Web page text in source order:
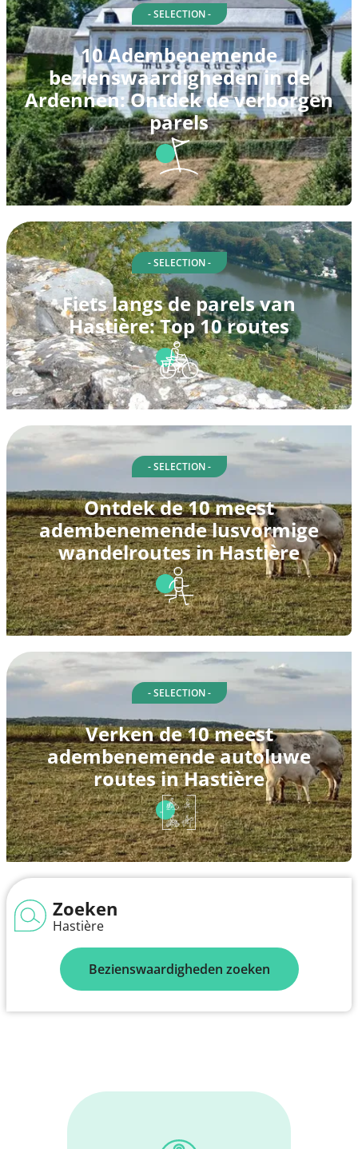
- SELECTION -
10 Adembenemende
bezienswaardigheden in de
Ardennen: Ontdek de verborgen
parels
- SELECTION -
Fiets langs de parels van
Hastière: Top 10 routes
- SELECTION -
Ontdek de 10 meest
adembenemende lusvormige
wandelroutes in Hastière
- SELECTION -
Verken de 10 meest
adembenemende autoluwe
routes in Hastière
Zoeken
Hastière
Bezienswaardigheden zoeken